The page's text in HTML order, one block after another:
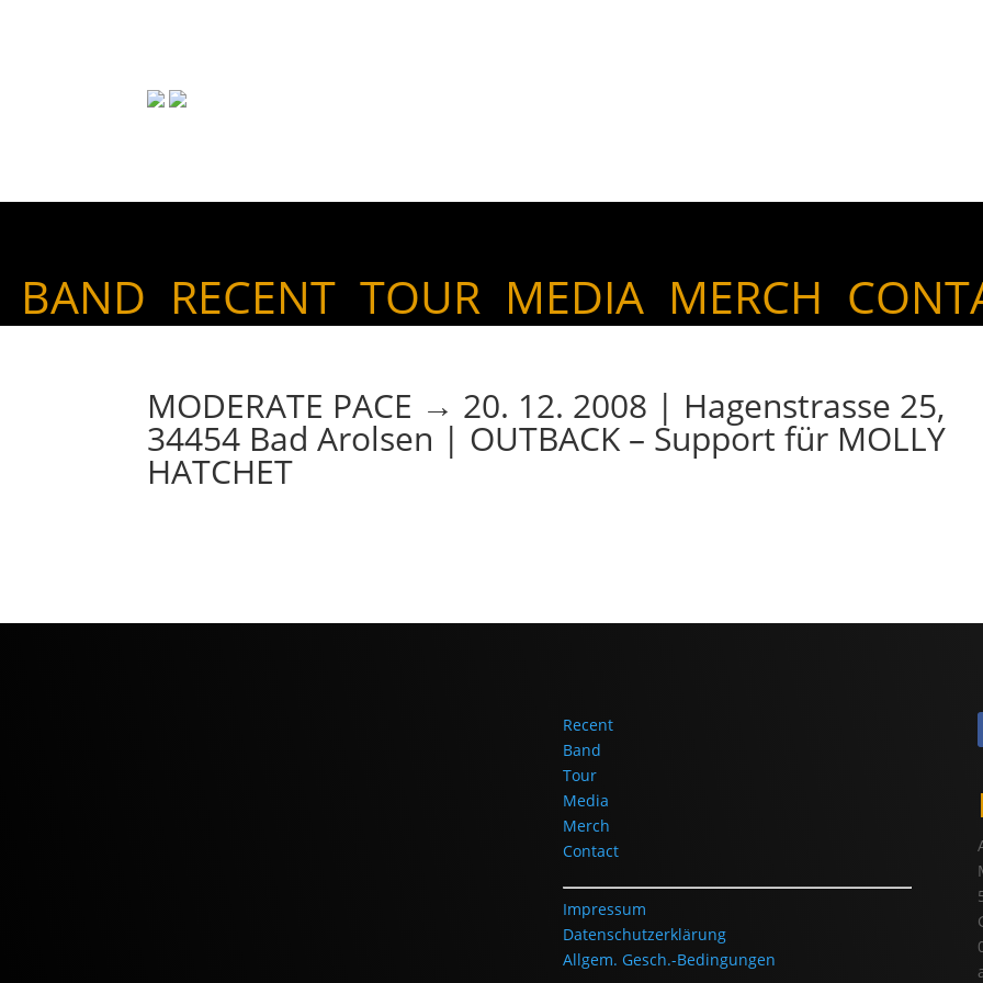
BAND RECENT TOUR MEDIA MERCH
MODERATE PACE → 20. 12. 2008 | Hagenstrasse 25,
34454 Bad Arolsen | OUTBACK – Support für MOLLY
HATCHET
Recent
Band
Tour
Media
Merch
Contact
Impressum
Datenschutzerklärung
Allgem. Gesch.-Bedingungen